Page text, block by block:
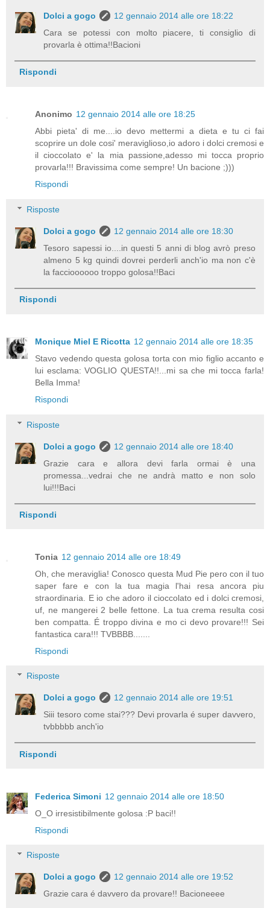
Dolci a gogo
12 gennaio 2014 alle ore 18:22
Cara se potessi con molto piacere, ti consiglio di
provarla è ottima!!Bacioni
Rispondi
Anonimo 12 gennaio 2014 alle ore 18:25
Abbi pieta' di me....io devo mettermi a dieta e tu ci fai
scoprire un dole cosi' meraviglioso,io adoro i dolci cremosi e
il cioccolato e' la mia passione,adesso mi tocca proprio
provarla!!! Bravissima come sempre! Un bacione ;)))
Rispondi
Risposte
Dolci a gogo
12 gennaio 2014 alle ore 18:30
Tesoro sapessi io....in questi 5 anni di blog avrò preso
almeno 5 kg quindi dovrei perderli anch'io ma non c'è
la faccioooooo troppo golosa!!Baci
Rispondi
Monique Miel E Ricotta 12 gennaio 2014 alle ore 18:35
Stavo vedendo questa golosa torta con mio figlio accanto e
lui esclama: VOGLIO QUESTA!!...mi sa che mi tocca farla!
Bella Imma!
Rispondi
Risposte
Dolci a gogo
12 gennaio 2014 alle ore 18:40
Grazie cara e allora devi farla ormai è una
promessa...vedrai che ne andrà matto e non solo
lui!!!Baci
Rispondi
Tonia 12 gennaio 2014 alle ore 18:49
Oh, che meraviglia! Conosco questa Mud Pie pero con il tuo
saper fare e con la tua magia l'hai resa ancora piu
straordinaria. E io che adoro il cioccolato ed i dolci cremosi,
uf, ne mangerei 2 belle fettone. La tua crema resulta cosi
ben compatta. É troppo divina e mo ci devo provare!!! Sei
fantastica cara!!! TVBBBB.......
Rispondi
Risposte
Dolci a gogo
12 gennaio 2014 alle ore 19:51
Siii tesoro come stai??? Devi provarla é super davvero,
tvbbbbb anch'io
Rispondi
Federica Simoni 12 gennaio 2014 alle ore 18:50
O_O irresistibilmente golosa :P baci!!
Rispondi
Risposte
Dolci a gogo
12 gennaio 2014 alle ore 19:52
Grazie cara é davvero da provare!! Bacioneeee